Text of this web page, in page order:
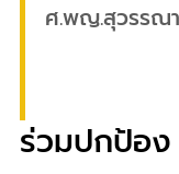
ศ.พญ.สุวรรณ
ร่วมปกป้อง